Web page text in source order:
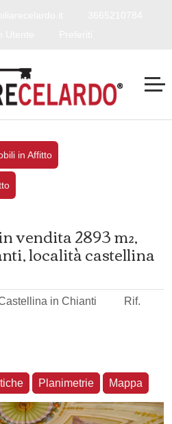
in Affitto
vendita 2893 m²,
località castellina
in Chianti
Rif.
Planimetrie Mappa